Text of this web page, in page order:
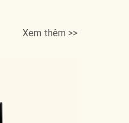
Xem thêm >>